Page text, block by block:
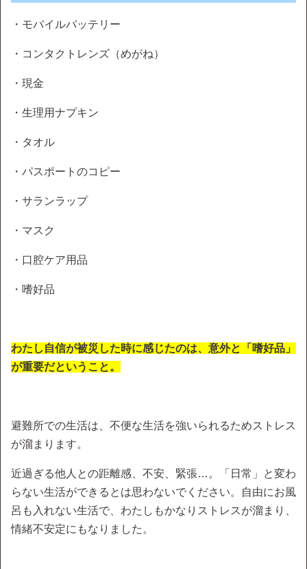
・モバイルバッテリー
・コンタクトレンズ（めがね）
・現金
・生理用ナプキン
・タオル
・パスポートのコピー
・サランラップ
・マスク
・口腔ケア用品
・嗜好品
わたし自信が被災した時に感じたのは、意外と「嗜好品」
が重要だということ。
避難所での生活は、不便な生活を強いられるためストレス
が溜まります。
近過ぎる他人との距離感、不安、緊張…。「日常」と変わ
らない生活ができるとは思わないでください。自由にお風
呂も入れない生活で、わたしもかなりストレスが溜まり、
情緒不安定にもなりました。